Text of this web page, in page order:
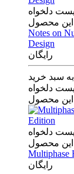
دلخواه
این محصول
Notes on
Design
رایگان
سبد خرید
دلخواه
این محصول
دلخواه
این محصول
Multiphase
رایگان